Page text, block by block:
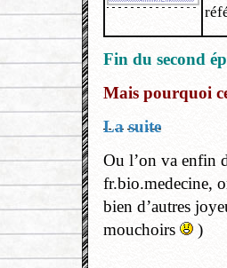
Fin du second
Mais pourquoi
La suite
Ou l’on va enfin
fr.bio.medecine,
bien d’autres
mouchoirs
)